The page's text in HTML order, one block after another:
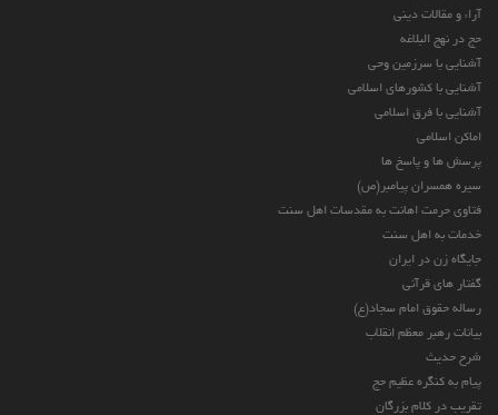
آراء و مقالات دینی
حج در نهج البلاغه
آشنایی با سرزمین وحی
آشنایی با کشورهای اسلامی
آشنایی با فرق اسلامی
اماکن اسلامی
پرسش ها و پاسخ ها
سیره همسران پیامبر(ص)
فتاوی حرمت اهانت به مقدسات اهل سنت
خدمات به اهل سنت
جایگاه زن در ایران
گفتار های قرآنی
رساله حقوق امام سجاد(ع)
بیانات رهبر معظم انقلاب
شرح حدیث
پیام به کنگره عظیم حج
تقریب در کلام بزرگان